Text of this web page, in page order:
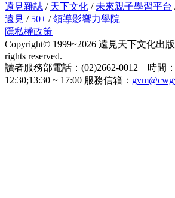
遠見雜誌 / 天下文化 / 未來親子學習平台
遠見 / 50+ /領導影響力學院
隱私權政策
Copyright© 1999~2026 遠見天下文化出
rights reserved.
讀者服務部電話：(02)2662-0012 時間
12:30;13:30 ~ 17:00 服務信箱：